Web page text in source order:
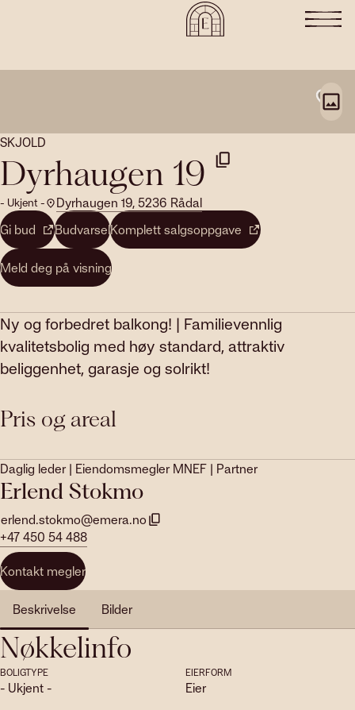
SKJOLD
Dyrhaugen 19
- Ukjent -
Dyrhaugen 19, 5236 Rådal
Gi bud
BudvarselKomplett salgsoppgave
Meld deg på visning
Ny og forbedret balkong! | Familievennlig
kvalitetsbolig med høy standard, attraktiv
beliggenhet, garasje og solrikt!
Pris og areal
Daglig leder | Eiendomsmegler MNEF | Partner
Erlend Stokmo
erlend.stokmo@emera.no
+47 450 54 488
Kontakt megler
Beskrivelse
Bilder
Nøkkelinfo
BOLIGTYPE
- Ukjent -
EIERFORM
Eier